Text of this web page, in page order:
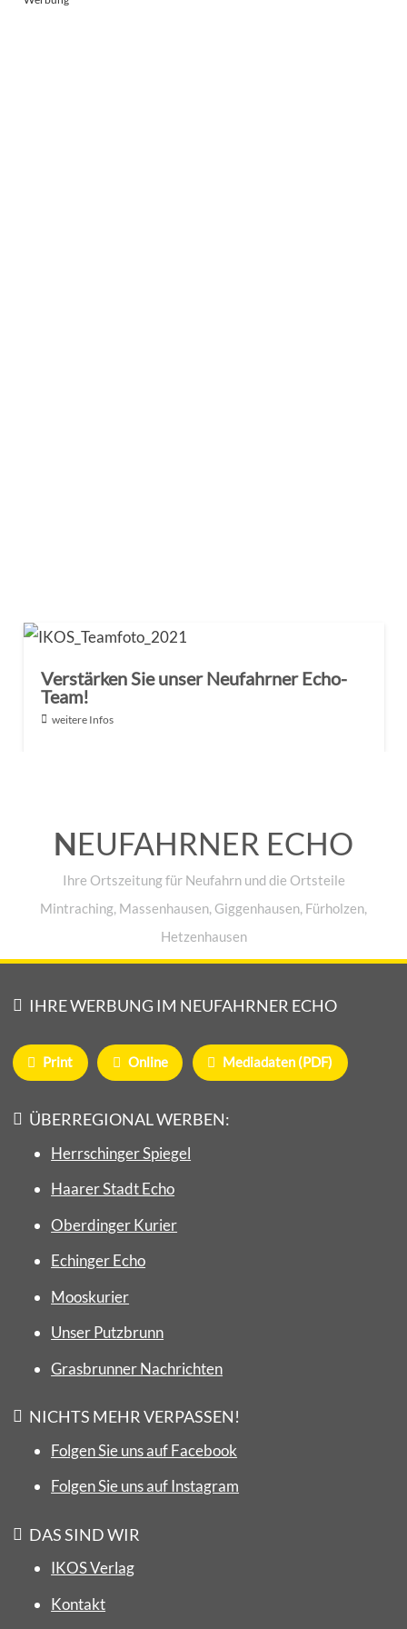
Verstärken Sie unser Neufahrner Echo-
Team!
weitere Infos
NEUFAHRNER ECHO
Ihre Ortszeitung für Neufahrn und die Ortsteile
Mintraching, Massenhausen, Giggenhausen, Fürholzen,
Hetzenhausen
IHRE WERBUNG IM NEUFAHRNER ECHO
Print Online Mediadaten (PDF)
ÜBERREGIONAL WERBEN:
Herrschinger Spiegel
Haarer Stadt Echo
Oberdinger Kurier
Echinger Echo
Mooskurier
Unser Putzbrunn
Grasbrunner Nachrichten
NICHTS MEHR VERPASSEN!
Folgen Sie uns auf Facebook
Folgen Sie uns auf Instagram
DAS SIND WIR
IKOS Verlag
Kontakt